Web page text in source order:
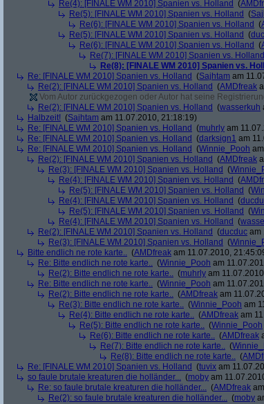
Re(4): [FINALE WM 2010] Spanien vs. Holland (
Re(5): [FINALE WM 2010] Spanien vs. Holland (
Re(6): [FINALE WM 2010] Spanien vs. Holland (
Re(5): [FINALE WM 2010] Spanien vs. Holland (
Re(6): [FINALE WM 2010] Spanien vs. Holland (
Re(7): [FINALE WM 2010] Spanien vs. Holland
Re(8): [FINALE WM 2010] Spanien vs.
Re: [FINALE WM 2010] Spanien vs. Holland (Sajhtam am
Re(2): [FINALE WM 2010] Spanien vs. Holland (AMDfreak
Vom Autor zurückgezogen oder Autor hat seine
Re(2): [FINALE WM 2010] Spanien vs. Holland (wasserkuh
Halbzeit! (Sajhtam am 11.07.2010, 21:18:19)
Re: [FINALE WM 2010] Spanien vs. Holland (muhrly am
Re: [FINALE WM 2010] Spanien vs. Holland (darksign1 am
Re: [FINALE WM 2010] Spanien vs. Holland (Winnie_Pooh
Re(2): [FINALE WM 2010] Spanien vs. Holland (AMDfreak
Re(3): [FINALE WM 2010] Spanien vs. Holland (
Re(4): [FINALE WM 2010] Spanien vs. Holland (
Re(5): [FINALE WM 2010] Spanien vs. Holland (
Re(4): [FINALE WM 2010] Spanien vs. Holland (
Re(5): [FINALE WM 2010] Spanien vs. Holland (
Re(4): [FINALE WM 2010] Spanien vs. Holland (
Re(2): [FINALE WM 2010] Spanien vs. Holland (ducduc am
Re(3): [FINALE WM 2010] Spanien vs. Holland (
Bitte endlich ne rote karte.. (AMDfreak am 11.07.2010,
Re: Bitte endlich ne rote karte.. (Winnie_Pooh am
Re(2): Bitte endlich ne rote karte.. (muhrly am
Re: Bitte endlich ne rote karte.. (Winnie_Pooh am
Re(2): Bitte endlich ne rote karte.. (AMDfreak am
Re(3): Bitte endlich ne rote karte.. (Winnie_Pooh am
Re(4): Bitte endlich ne rote karte.. (AMDfreak am
Re(5): Bitte endlich ne rote karte.. (Winnie_Pooh
Re(6): Bitte endlich ne rote karte.. (AMDfreak
Re(7): Bitte endlich ne rote karte.. (
Re(8): Bitte endlich ne rote karte.. (
Re: [FINALE WM 2010] Spanien vs. Holland (tuvix am
so faule brutale kreaturen die holländer... (moby am
Re: so faule brutale kreaturen die holländer... (AMDfreak
Re(2): so faule brutale kreaturen die holländer... (moby